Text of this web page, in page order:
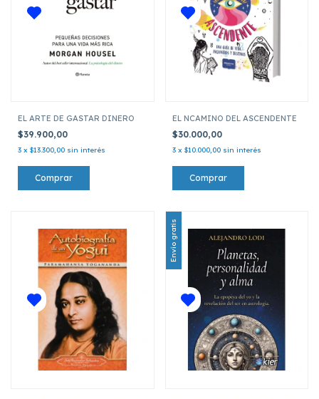
EL ARTE DE GASTAR DINERO
$39.900,00
3 x $13.300,00 sin interés
EL NCAMINO DEL ASCENDENTE
$30.000,00
3 x $10.000,00 sin interés
Envío gratis